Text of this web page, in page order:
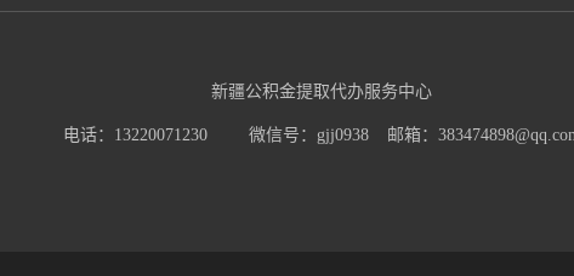
新疆公积金提取代办服务中心
电话：13220071230 微信号：gjj0938 邮箱：